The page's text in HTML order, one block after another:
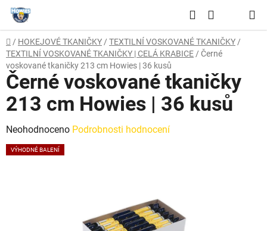
Přejít
obsah
Hledat
KOŠÍK
Domů
/ HOKEJOVÉ TKANIČKY / TEXTILNÍ VOSKOVANÉ TKANIČKY /
TEXTILNÍ VOSKOVANÉ TKANIČKY | CELÁ KRABICE / Černé
voskované tkaničky 213 cm Howies | 36 kusů
Černé voskované tkaničky
213 cm Howies | 36 kusů
Průměrné
hodnocení
Neohodnoceno Podrobnosti hodnocení
VÝHODNÉ BALENÍ